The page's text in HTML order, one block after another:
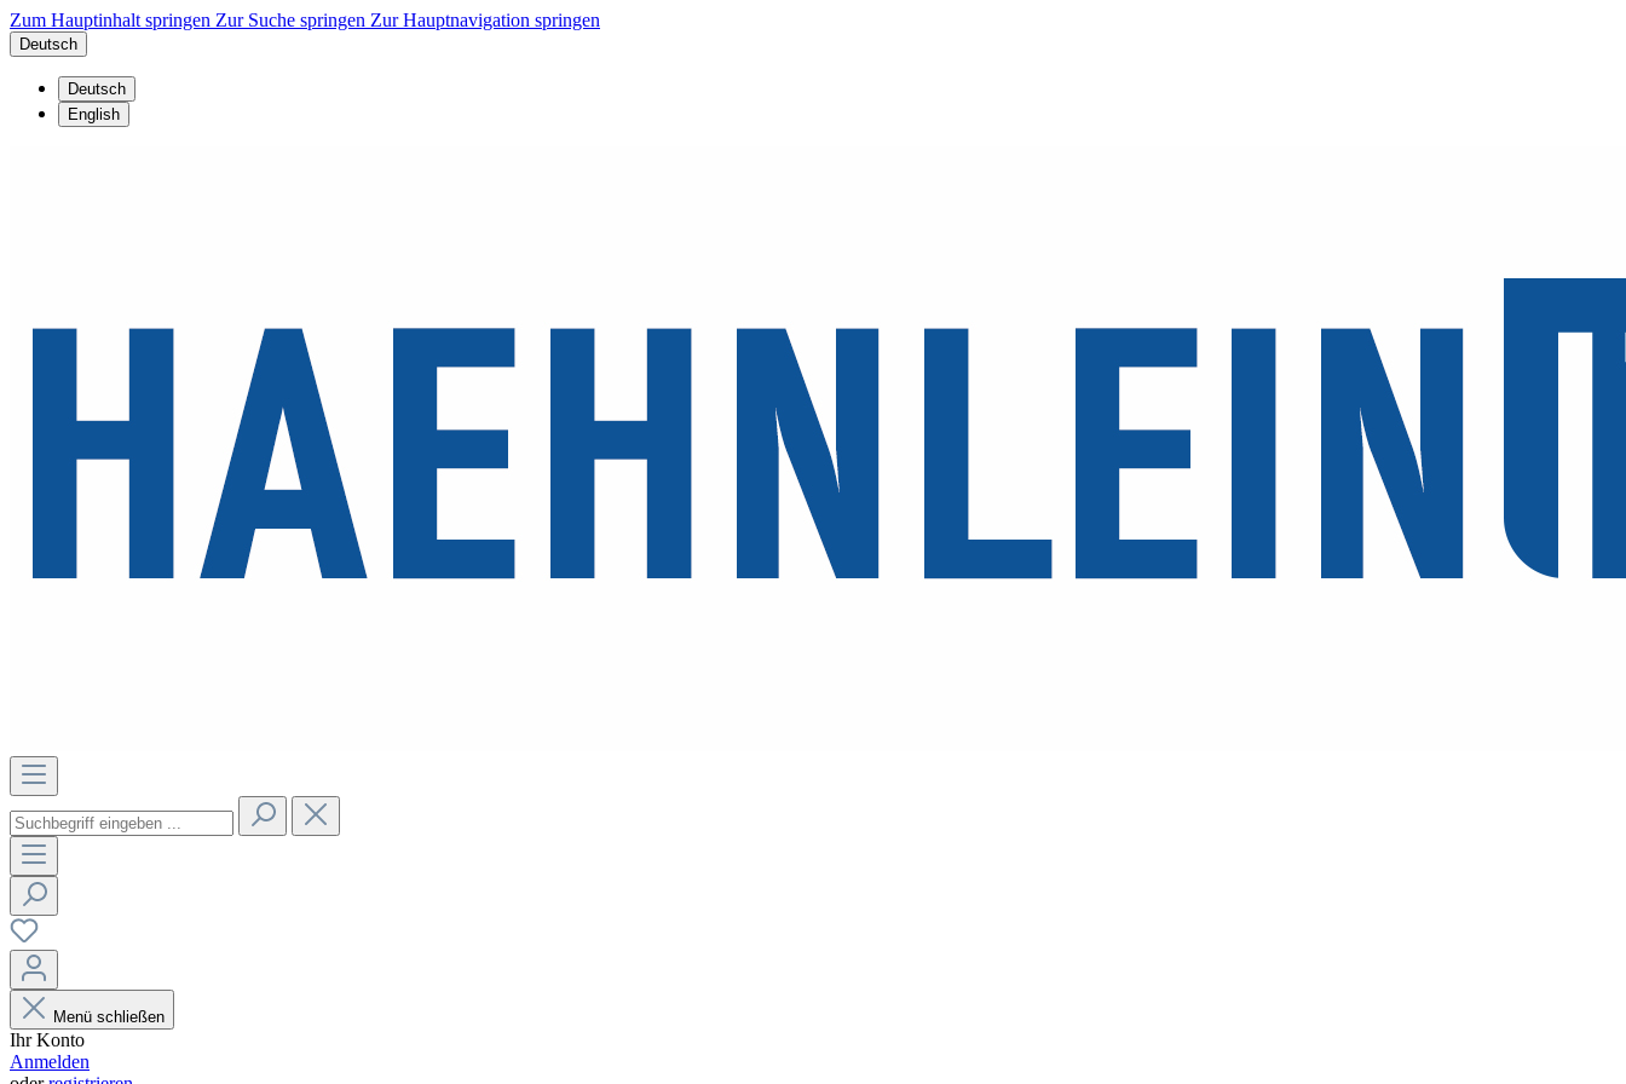
Zum Hauptinhalt springen Zur Suche springen Zur Hauptnavigation springen
Deutsch
Deutsch
English
Menü schließen
Ihr Konto
Anmelden